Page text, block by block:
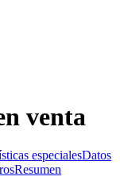
venta
especialesDatos
Resumen